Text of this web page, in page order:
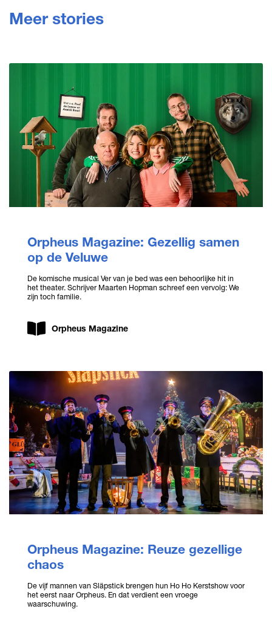
Meer stories
Orpheus Magazine: Gezellig samen
op de Veluwe
De komische musical Ver van je bed was een behoorlijke hit in
het theater. Schrijver Maarten Hopman schreef een vervolg: We
zijn toch familie.
Orpheus Magazine
Orpheus Magazine: Reuze gezellige
chaos
De vijf mannen van Släpstick brengen hun Ho Ho Kerstshow voor
het eerst naar Orpheus. En dat verdient een vroege
waarschuwing.